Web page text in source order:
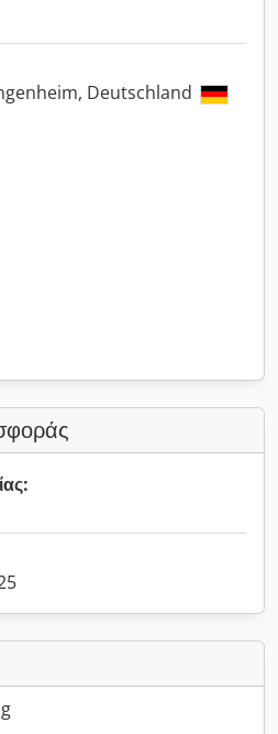
Deutschland